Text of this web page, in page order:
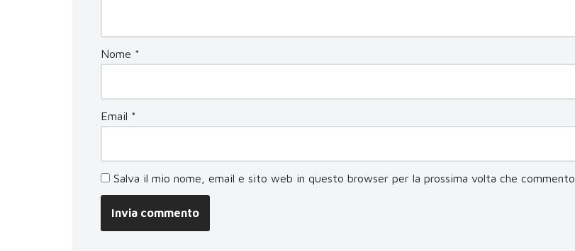
Nome *
Email *
Salva il mio nome, email e sito web in questo browser per la prossima volta che commento.